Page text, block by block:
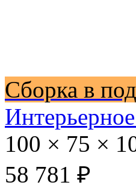
Сборка в
100 × 75 ×
58 781 ₽